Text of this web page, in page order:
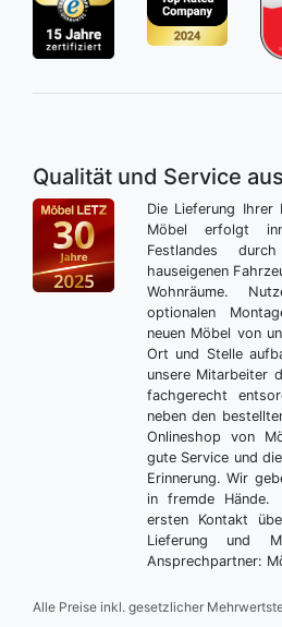
Qualität und Service
Die Lieferung
Möbel erfolgt
Festlandes
hauseigenen
Wohnräume.
optionalen
neuen Möbel von
Ort und Stelle
unsere Mitarbeiter
fachgerecht
neben den
Onlineshop von
gute Service und
Erinnerung. Wir
in fremde Hände.
ersten Kontakt
Lieferung und
Ansprechpartner:
Alle Preise inkl. gesetzlicher